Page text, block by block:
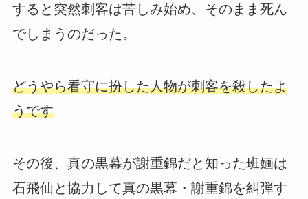
すると突然刺客は苦しみ始め、そのまま死ん
でしまうのだった。
どうやら看守に扮した人物が刺客を殺したよ
うです
その後、真の黒幕が謝重錦だと知った班婳は
石飛仙と協力して真の黒幕・謝重錦を糾弾す